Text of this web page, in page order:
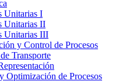
Unitarias I
Unitarias II
Unitarias III
y Control de Procesos
Transporte
Optimización de Procesos